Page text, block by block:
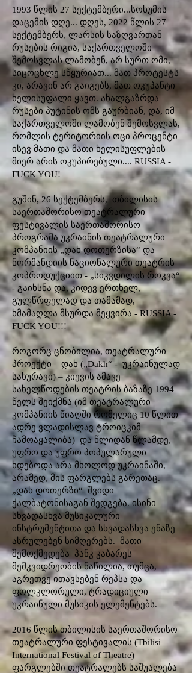
1993 წლის 27 სექტემბერი...სოხუმის
დაცემის დღე... დღეს, 2022 წლის 27
სექტემბერს, ლარსის საზღვართან
რუსების რიგია, საქართველოში
შემოსვლას ლამობენ, არ სურთ ომი,
სიცოცხლე სწყურიათ... მათ პროტესტს
კი, არავინ არ გაიგებს, მათ ოკუპანტი
ხელისუფალი ყავთ. ახალგაზრდა
რუსები პუტინის ომს გაურბიან, და, იმ
საქართველოში ლამობენ შემოსვლას,
რომლის ტერიტორიის ოცი პროცენტი
ისევ მათი და მათი ხელისუფლების
მიერ არის ოკუპირებული.... RUSSIA -
FUCK YOU!
გუშინ, 26 სექტემბერს, თბილისის
საერთაშორისო თეატრალური
ფესტივალის საერთაშორისო
პროგრამა უკრაინის თეატრალური
კომპანიის „დახ დოთერზისა“ და
ნორმანდიის ნაციონალური თეატრის
კოპროდუქციით - „სიკვდილის როკვა“
- გაიხსნა და, კიდევ ერთხელ,
გულწრფელად და თამამად,
ხმამაღლა მსურდა მეყვირა - RUSSIA -
FUCK YOU!!!
როგორც ცნობილია, თეატრალური
პროექტი – დახ („Dakh“ - უკრაინულად
სახურავი) – კიევის ამავე
სახელწოდების თეატრის ბაზაზე 1994
წელს შეიქმნა (იმ თეატრალური
კომპანიის წიაღში რომელიც 10 წლით
ადრე ვლადისლავ ტროიცკიმ
ჩამოაყალიბა) და წლიდან წლამდე,
უფრო და უფრო პოპულარული
ხდებოდა არა მხოლოდ უკრაინაში,
არამედ, მის ფარგლებს გარეთაც.
„დახ დოთერზი“ შვიდი
ქალბატონისაგან შედგება. ისინი
სხვადასხვა მუსიკალური
ინსტრუმენტითა და სხვადასხვა ენაზე
ასრულებენ სიმღერებს. მათი
შემოქმედება პანკ კაბარეს
მემკვიდრეობის ნაწილია, თუმცა,
აგრეთვე ითავსებენ რეპსა და
ფოლკლორული, ტრადიციული
უკრაინული მუსიკის ელემენტებს.
2016 წლის თბილისის საერთაშორისო
თეატრალური ფესტივალის (Tbilisi
International Festival of Theatre)
ფარგლებში თეატრალებს საშუალება